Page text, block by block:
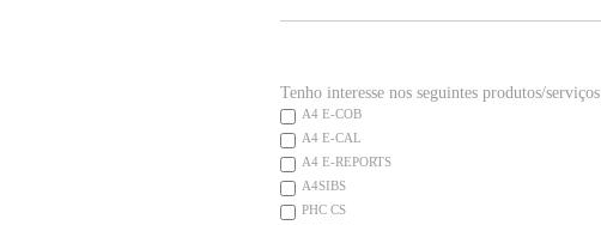
Tenho interesse nos seguintes produtos/serviços
A4 E-COB
A4 E-CAL
A4 E-REPORTS
A4SIBS
PHC CS